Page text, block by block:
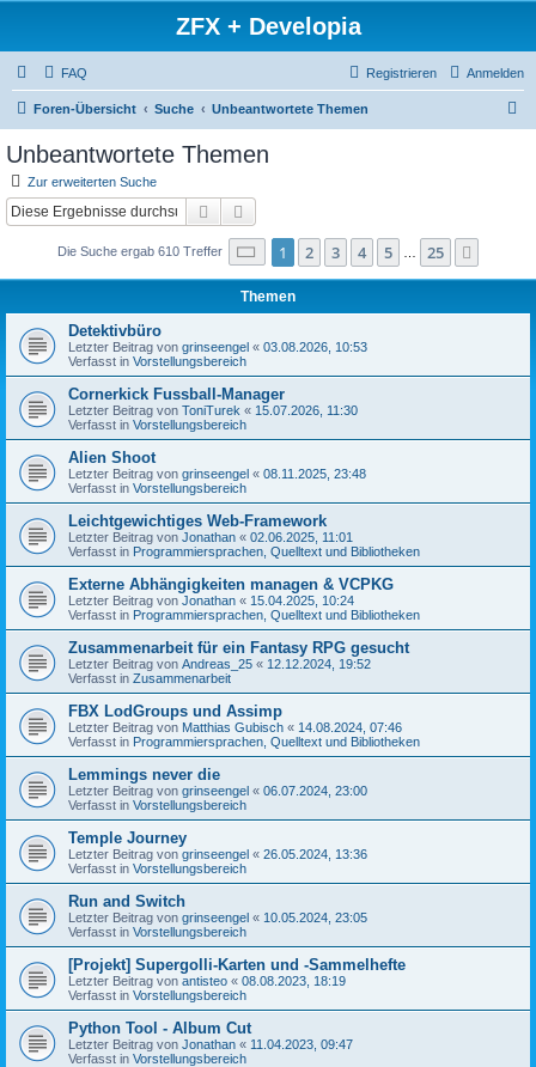
ZFX + Developia
FAQ Anmelden
Registrieren
Foren-Übersicht Suche Unbeantwortete Themen
Unbeantwortete Themen
Zur erweiterten Suche
Suche
Die Suche ergab 610 Treffer Seite 1von 25
1 2 3 4 5 25
Themen
Detektivbüro
Letzter Beitrag von grinseengel « 03.08.2026, 10:53
Verfasst in Vorstellungsbereich
Cornerkick Fussball-Manager
Letzter Beitrag von ToniTurek « 15.07.2026, 11:30
Verfasst in Vorstellungsbereich
Alien Shoot
Letzter Beitrag von grinseengel « 08.11.2025, 23:48
Verfasst in Vorstellungsbereich
Leichtgewichtiges Web-Framework
Letzter Beitrag von Jonathan « 02.06.2025, 11:01
Verfasst in Programmiersprachen, Quelltext und Bibliotheken
Externe Abhängigkeiten managen & VCPKG
Letzter Beitrag von Jonathan « 15.04.2025, 10:24
Verfasst in Programmiersprachen, Quelltext und Bibliotheken
Zusammenarbeit für ein Fantasy RPG gesucht
Letzter Beitrag von Andreas_25 « 12.12.2024, 19:52
Verfasst in Zusammenarbeit
FBX LodGroups und Assimp
Letzter Beitrag von Matthias Gubisch « 14.08.2024, 07:46
Verfasst in Programmiersprachen, Quelltext und Bibliotheken
Lemmings never die
Letzter Beitrag von grinseengel « 06.07.2024, 23:00
Verfasst in Vorstellungsbereich
Temple Journey
Letzter Beitrag von grinseengel « 26.05.2024, 13:36
Verfasst in Vorstellungsbereich
Run and Switch
Letzter Beitrag von grinseengel « 10.05.2024, 23:05
Verfasst in Vorstellungsbereich
[Projekt] Supergolli-Karten und -Sammelhefte
Letzter Beitrag von antisteo « 08.08.2023, 18:19
Verfasst in Vorstellungsbereich
Python Tool - Album Cut
Letzter Beitrag von Jonathan « 11.04.2023, 09:47
Verfasst in Vorstellungsbereich